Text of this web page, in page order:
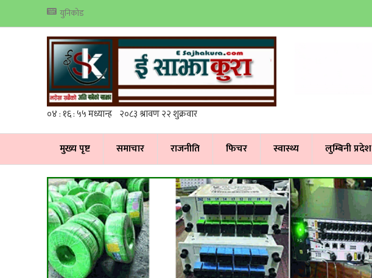
युनिकोड
मुख्य पृष्ट समाचार राजनीति फिचर स्वास्थ्य लुम्बिनी प्रदेश